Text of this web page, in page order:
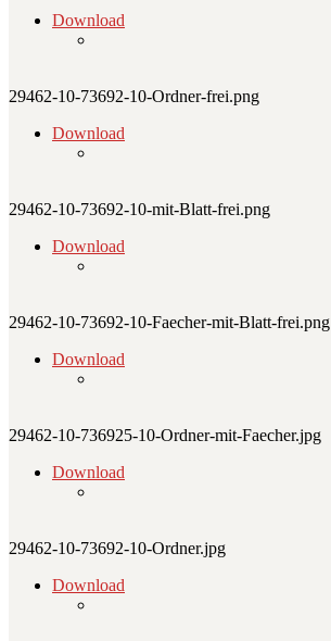
Download
29462-10-73692-10-Ordner-frei.png
Download
29462-10-73692-10-mit-Blatt-frei.png
Download
29462-10-73692-10-Faecher-mit-Blatt-frei.png
Download
29462-10-736925-10-Ordner-mit-Faecher.jpg
Download
29462-10-73692-10-Ordner.jpg
Download